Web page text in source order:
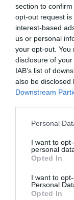
section to
opt-out request
interest-based
us or personal
your opt-out. You
disclosure of
IAB’s list of
also be disclosed
Downstream
Personal
I want to
personal
Opted In
I want to
Personal
Opted In
ΑΠΟ: 17/03/
18/03/2023
τον Γιάννη
Κότσιρα
θέατρο
γελοίου,
Φιόντορ
στο θέατρο